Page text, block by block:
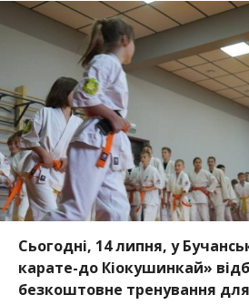
Сьогодні, 14 липня, у
карате-до Кіокушинкай»
безкоштовне тренування